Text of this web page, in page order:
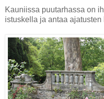
Kauniissa puutarhassa on
istuskella ja antaa ajatusten